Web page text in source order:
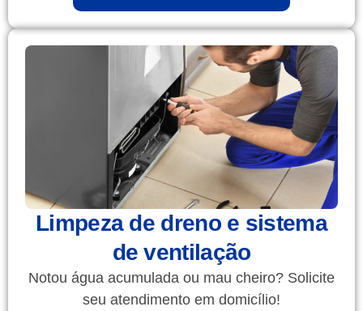
Limpeza de dreno e sistema
de ventilação
Notou água acumulada ou mau cheiro? Solicite
seu atendimento em domicílio!